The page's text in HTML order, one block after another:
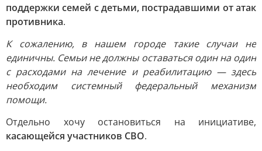
поддержки семей с детьми, пострадавшими от атак
противника.
К сожалению, в нашем городе такие случаи не
единичны. Семьи не должны оставаться один на один
с расходами на лечение и реабилитацию — здесь
необходим системный федеральный механизм
помощи.
Отдельно хочу остановиться на инициативе,
касающейся участников СВО.